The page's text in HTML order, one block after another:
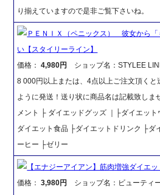
り揃えていますので是非ご覧下さいね。
ＰＥＮＩＸ（ペニックス） 彼女から「
い【スタイリーライン】
価格：4,980円
ショップ名：STYLEE
8 000円以上または、4点以上ご注文頂く
ように発送！送り状に商品名は記載致しま
メント ├ ダイエッドグッズ ｜├ダイエッ
ダイエット食品 ├ダイエットドリンク ├ダ
ーヒー ├ゼリー
【エナジーアイアン】筋肉増強ダイエ
価格：3,980円 ショップ名：ビューティ